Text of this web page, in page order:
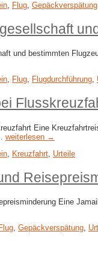
, Flug, Gepäckverspätung
und bestimmten
, Flug, Flugdurchführung,
Eine
weiterlesen →
Kreuzfahrt Urteile
Eine
Gepäckverspätung